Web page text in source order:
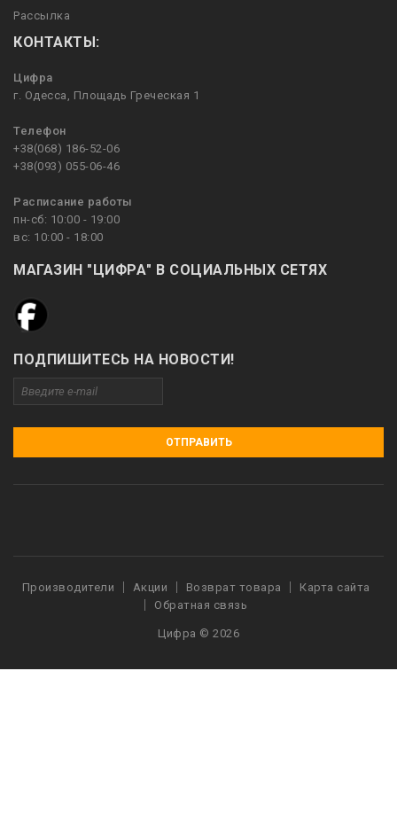
Рассылка
КОНТАКТЫ:
Цифра
г. Одесса, Площадь Греческая 1
Телефон
+38(068) 186-52-06
+38(093) 055-06-46
Расписание работы
пн-сб: 10:00 - 19:00
вс: 10:00 - 18:00
МАГАЗИН "ЦИФРА" В СОЦИАЛЬНЫХ СЕТЯХ
ПОДПИШИТЕСЬ НА НОВОСТИ!
ОТПРАВИТЬ
Производители Акции Возврат товара
Карта сайта
Обратная связь
Цифра © 2026